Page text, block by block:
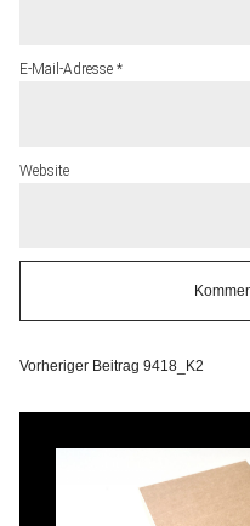
E-Mail-Adresse*
Website
Vorheriger Beitrag 9418_K2